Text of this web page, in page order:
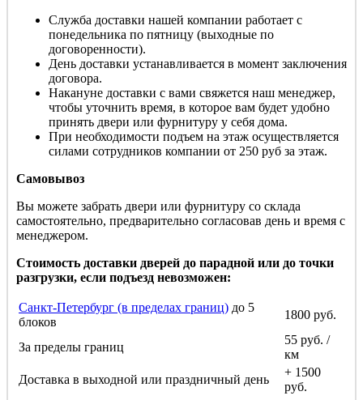
Служба доставки нашей компании работает с
понедельника по пятницу (выходные по
договоренности).
День доставки устанавливается в момент заключения
договора.
Накануне доставки с вами свяжется наш менеджер,
чтобы уточнить время, в которое вам будет удобно
принять двери или фурнитуру у себя дома.
При необходимости подъем на этаж осуществляется
силами сотрудников компании от 250 руб за этаж.
Самовывоз
Вы можете забрать двери или фурнитуру со склада
самостоятельно, предварительно согласовав день и время с
менеджером.
Стоимость доставки дверей до парадной или до точки
разгрузки, если подъезд невозможен:
Санкт-Петербург (в пределах границ) до 5
блоков
1800 руб.
За пределы границ
55 руб. /
км
Доставка в выходной или праздничный день
+ 1500
руб.